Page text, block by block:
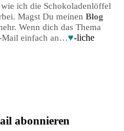
ich die Schokoladenlöffel
Magst Du meinen Blog
Wenn dich das Thema
Mail einfach an…♥-liche
abonnieren